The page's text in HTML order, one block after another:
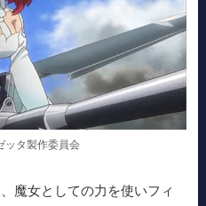
ッタ製作委員会
魔女としての力を使いフィ